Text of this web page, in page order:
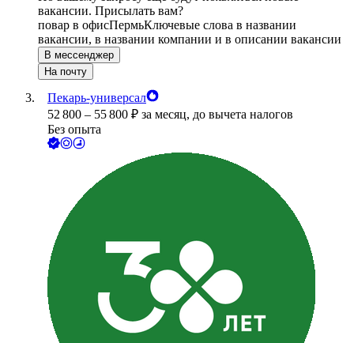
вакансии. Присылать вам?
повар в офисПермьКлючевые слова в названии
вакансии, в названии компании и в описании вакансии
В мессенджер
На почту
Пекарь-универсал
52 800 – 55 800 ₽ за месяц, до вычета налогов
Без опыта